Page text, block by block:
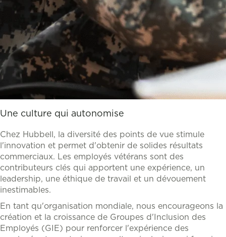
Une culture qui autonomise
Chez Hubbell, la diversité des points de vue stimule
l'innovation et permet d'obtenir de solides résultats
commerciaux. Les employés vétérans sont des
contributeurs clés qui apportent une expérience, un
leadership, une éthique de travail et un dévouement
inestimables.
En tant qu'organisation mondiale, nous encourageons la
création et la croissance de Groupes d'Inclusion des
Employés (GIE) pour renforcer l'expérience des